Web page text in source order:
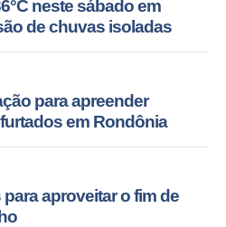
neste sábado em
de chuvas isoladas
para apreender
em Rondônia
aproveitar o fim de